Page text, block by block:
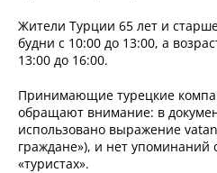
Жители Турции 65 лет и старше
будни с 10:00 до 13:00, а
13:00 до 16:00.
Принимающие турецкие
обращают внимание: в
использовано выражение
граждане»), и нет упоминаний
«туристах».